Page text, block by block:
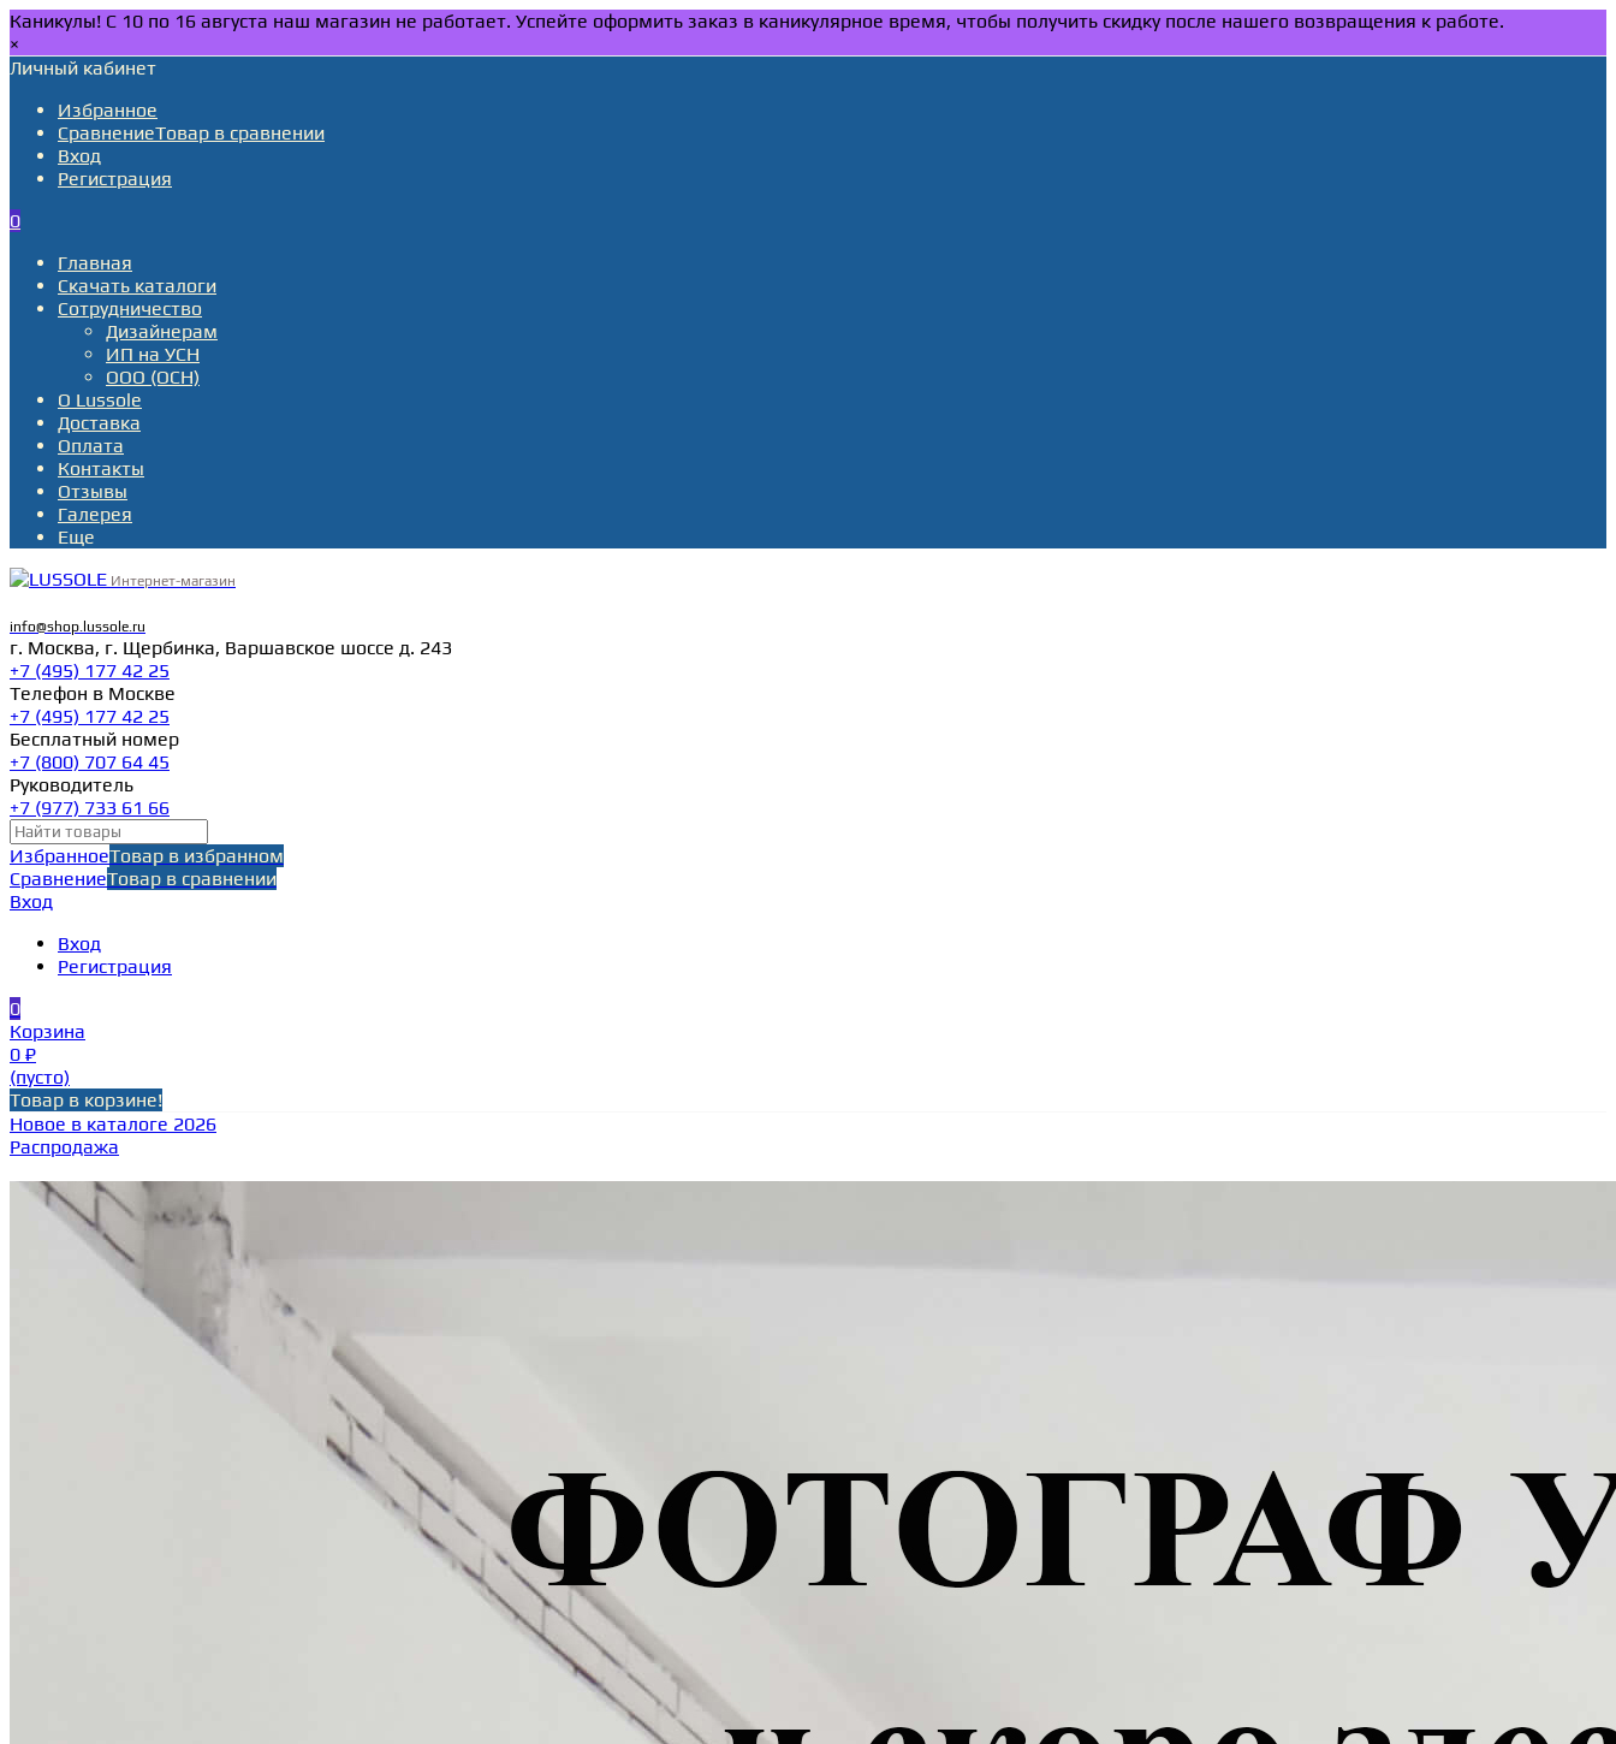
Каникулы! С 10 по 16 августа наш магазин не работает. Успейте оформить заказ в каникулярное время, чтобы получить скидку после нашего возвращения к работе.
×
Личный кабинет
Избранное
СравнениеТовар в сравнении
Вход
Регистрация
0
Главная
Скачать каталоги
Сотрудничество
Дизайнерам
ИП на УСН
ООО (ОСН)
О Lussole
Доставка
Оплата
Контакты
Отзывы
Галерея
Еще
Интернет-магазин
info@shop.lussole.ru
г. Москва, г. Щербинка, Варшавское шоссе д. 243
+7 (495) 177 42 25
Телефон в Москве
+7 (495) 177 42 25
Бесплатный номер
+7 (800) 707 64 45
Руководитель
+7 (977) 733 61 66
ИзбранноеТовар в избранном
СравнениеТовар в сравнении
Вход
Вход
Регистрация
0
Корзина
0 ₽
(пусто)
Товар в корзине!
Новое в каталоге 2026
Распродажа